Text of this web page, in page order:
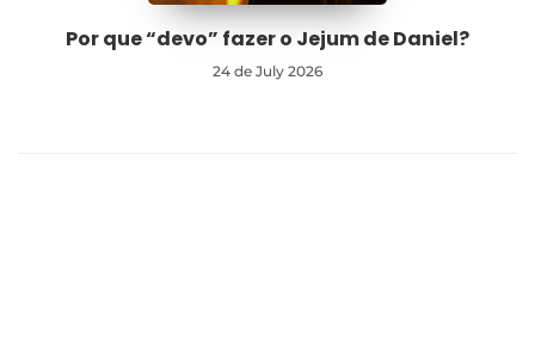
Por que “devo” fazer o Jejum de Daniel?
24 de July 2026